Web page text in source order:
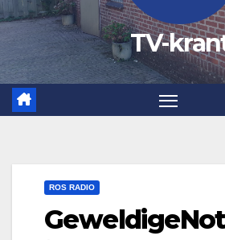
TV-
ROS RADIO